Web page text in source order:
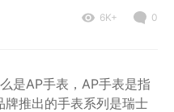
6K+ 0
是AP手表，AP手表是指
推出的手表系列是瑞士